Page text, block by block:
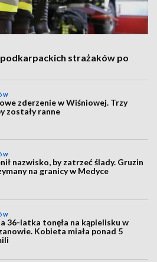
strażaków po
zderzenie w Wiśniowej. Trzy
zostały ranne
nazwisko, by zatrzeć ślady. Gruzin
na granicy w Medyce
36-latka tonęła na kąpielisku w
Kobieta miała ponad 5